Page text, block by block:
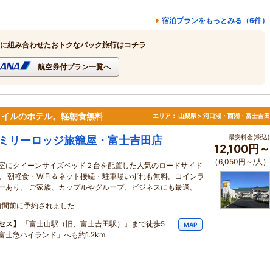
宿泊プランをもっとみる（6件）
組み合わせたおトクなパック旅行はコチラ
航空券付プラン一覧へ
ルのホテル。軽朝食無料 エリア： 山梨県 > 河口湖・西湖・富士吉田
リーロッジ旅籠屋・富士吉田店
にクイーンサイズベッド２台を配置した人気のロードサイド
朝軽食・WiFi＆ネット接続・駐車場いずれも無料。コインラ
あり。 ご家族、カップルやグループ、ビジネスにも最適。
間前に予約されました
ス】
「富士山駅（旧、富士吉田駅）」まで徒歩5
士急ハイランド」へも約1.2km
MAP
最安料金(税込)
12,100円～
（6,050円～/人）